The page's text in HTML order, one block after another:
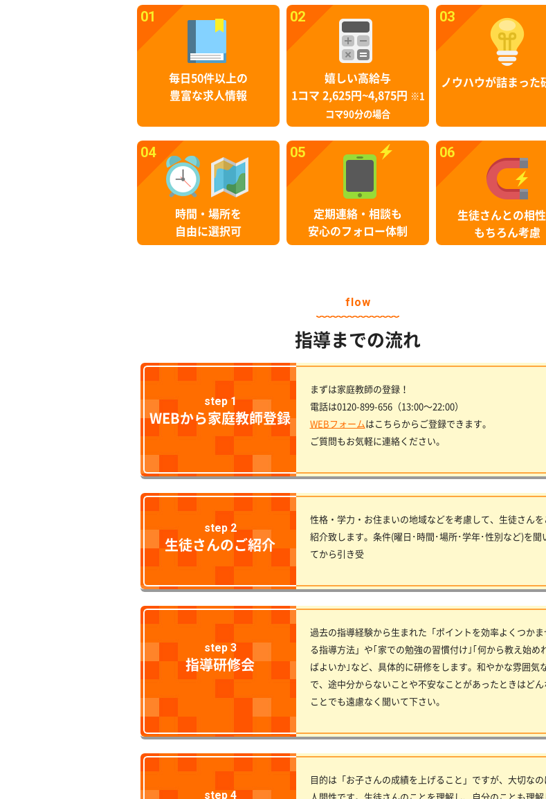
01
毎日50件以上の
豊富な求人情報
02
嬉しい高給与
1コマ 2,625円~4,875円
※1
コマ90分の場合
03
ノウハウが詰まった
04
時間・場所を
自由に選択可
05
定期連絡・相談も
安心のフォロー体制
06
生徒さんとの相
もちろん考慮
flow
指導までの流れ
step 1
WEBから家庭教師登録
まずは家庭教師の登録！
電話は0120-899-656（13:00〜22:00）
WEBフォームはこちらからご登録できます。
ご質問もお気軽に連絡ください。
step 2
生徒さんのご紹介
性格・学力・お住まいの地域などを考慮して、生徒さんを
紹介致します。条件(曜日･時間･場所･学年･性別など)を聞
てから引き受
step 3
指導研修会
過去の指導経験から生まれた「ポイントを効率よくつかま
る指導方法」や｢家での勉強の習慣付け｣｢何から教え始め
ばよいか｣など、具体的に研修をします。和やかな雰囲気
で、途中分からないことや不安なことがあったときはどん
ことでも遠慮なく聞いて下さい。
step 4
目的は「お子さんの成績を上げること」ですが、大切なの